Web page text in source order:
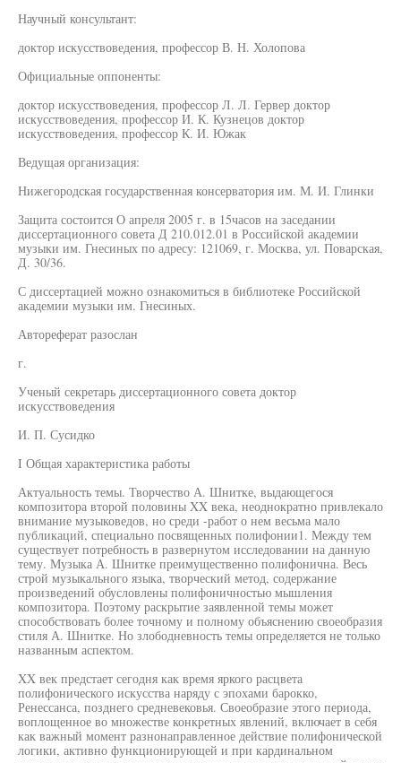
Научный консультант:
доктор искусствоведения, профессор В. Н. Холопова
Официальные оппоненты:
доктор искусствоведения, профессор Л. Л. Гервер доктор
искусствоведения, профессор И. К. Кузнецов доктор
искусствоведения, профессор К. И. Южак
Ведущая организация:
Нижегородская государственная консерватория им. М. И. Глинки
Защита состоится О апреля 2005 г. в 15часов на заседании
диссертационного совета Д 210.012.01 в Российской академии
музыки им. Гнесиных по адресу: 121069, г. Москва, ул. Поварская,
Д. 30/36.
С диссертацией можно ознакомиться в библиотеке Российской
академии музыки им. Гнесиных.
Автореферат разослан
г.
Ученый секретарь диссертационного совета доктор
искусствоведения
И. П. Сусидко
I Общая характеристика работы
Актуальность темы. Творчество А. Шнитке, выдающегося
композитора второй половины XX века, неоднократно привлекало
внимание музыковедов, но среди -работ о нем весьма мало
публикаций, специально посвященных полифонии1. Между тем
существует потребность в развернутом исследовании на данную
тему. Музыка А. Шнитке преимущественно полифонична. Весь
строй музыкального языка, творческий метод, содержание
произведений обусловлены полифоничностью мышления
композитора. Поэтому раскрытие заявленной темы может
способствовать более точному и полному объяснению своеобразия
стиля А. Шнитке. Но злободневность темы определяется не только
названным аспектом.
XX век предстает сегодня как время яркого расцвета
полифонического искусства наряду с эпохами барокко,
Ренессанса, позднего средневековья. Своеобразие этого периода,
воплощенное во множестве конкретных явлений, включает в себя
как важный момент разнонаправленное действие полифонической
логики, активно функционирующей и при кардинальном